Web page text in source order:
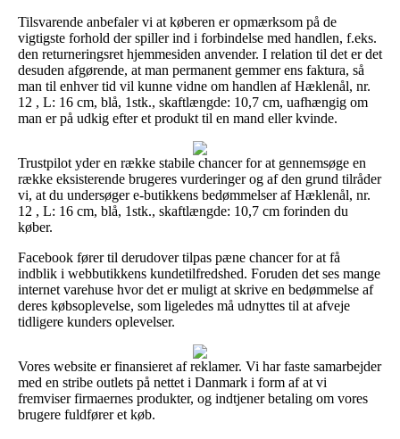
Tilsvarende anbefaler vi at køberen er opmærksom på de
vigtigste forhold der spiller ind i forbindelse med handlen, f.eks.
den returneringsret hjemmesiden anvender. I relation til det er det
desuden afgørende, at man permanent gemmer ens faktura, så
man til enhver tid vil kunne vidne om handlen af Hæklenål, nr.
12 , L: 16 cm, blå, 1stk., skaftlængde: 10,7 cm, uafhængig om
man er på udkig efter et produkt til en mand eller kvinde.
Trustpilot yder en række stabile chancer for at gennemsøge en
række eksisterende brugeres vurderinger og af den grund tilråder
vi, at du undersøger e-butikkens bedømmelser af Hæklenål, nr.
12 , L: 16 cm, blå, 1stk., skaftlængde: 10,7 cm forinden du
køber.
Facebook fører til derudover tilpas pæne chancer for at få
indblik i webbutikkens kundetilfredshed. Foruden det ses mange
internet varehuse hvor det er muligt at skrive en bedømmelse af
deres købsoplevelse, som ligeledes må udnyttes til at afveje
tidligere kunders oplevelser.
Vores website er finansieret af reklamer. Vi har faste samarbejder
med en stribe outlets på nettet i Danmark i form af at vi
fremviser firmaernes produkter, og indtjener betaling om vores
brugere fuldfører et køb.